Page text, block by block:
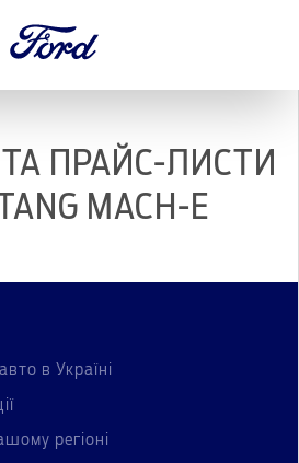
ПРАЙС-ЛИСТИ
MACH-E
в Україні
регіоні